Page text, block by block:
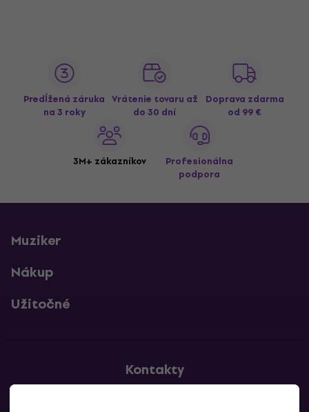
Predĺžená záruka
na 3 roky
Vrátenie tovaru až
do 30 dní
Doprava zdarma
od 99 €
3M+ zákazníkov
Profesionálna
podpora
Muziker
Nákup
Užitočné
Kontakty